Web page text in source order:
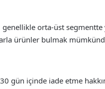
orta-üst segmentte
ürünler bulmak
gün içinde iade etme